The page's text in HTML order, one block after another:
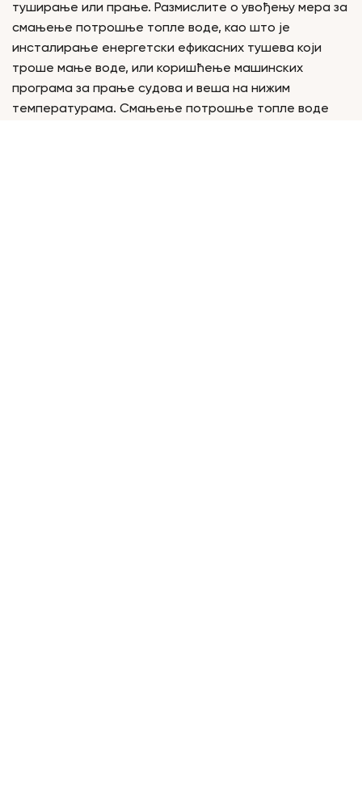
туширање или прање. Размислите о увођењу мера за
смањење потрошње топле воде, као што је
инсталирање енергетски ефикасних тушева који
троше мање воде, или коришћење машинских
програма за прање судова и веша на нижим
температурама. Смањење потрошње топле воде